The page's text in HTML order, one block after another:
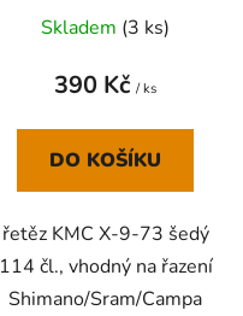
Skladem (3 ks)
390 Kč / ks
DO KOŠÍKU
řetěz KMC X-9-73 šedý
114 čl., vhodný na řazení
Shimano/Sram/Campa